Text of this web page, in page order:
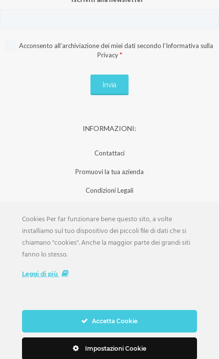
Acconsento all’archiviazione dei miei dati secondo l’Informativa sulla
Privacy *
INFORMAZIONI:
Contattaci
Promuovi la tua azienda
Condizioni Legali
Iscrizione Aziende
Scarica la Rivista
Cookies Per far funzionare bene questo sito, a volte
installiamo sul tuo dispositivo dei piccoli file di dati che si
chiamano "cookies". Anche la maggior parte dei grandi siti
fanno lo stesso.
Leggi di più
Accetta Cookie
Impostazioni Cookie